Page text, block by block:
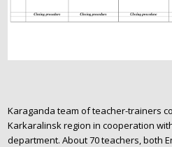
Karaganda team of teacher-trainers
Karkaralinsk region in cooperation
department. About 70 teachers, both